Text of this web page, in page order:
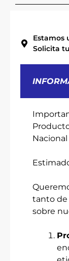
Estamos
Solicita
tanto de
sobre